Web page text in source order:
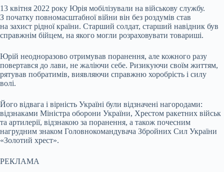
13 квітня 2022 року Юрія мобілізували на військову службу.
З початку повномасштабної війни він без роздумів став
на захист рідної країни. Старший солдат, старший навідник був
справжнім бійцем, на якого могли розраховувати товариші.
Юрій неодноразово отримував поранення, але кожного разу
повертався до лави, не жаліючи себе. Ризикуючи своїм життям,
рятував побратимів, виявляючи справжню хоробрість і силу
волі.
Його відвага і вірність Україні були відзначені нагородами:
відзнаками Міністра оборони України, Хрестом ракетних військ
та артилерії, відзнакою за поранення, а також почесним
нагрудним знаком Головнокомандувача Збройних Сил України
«Золотий хрест».
РЕКЛАМА